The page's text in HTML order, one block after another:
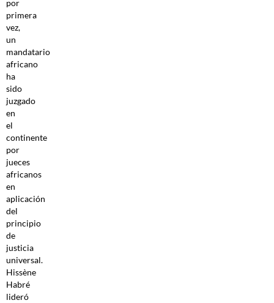
por
primera
vez,
un
mandatario
africano
ha
sido
juzgado
en
el
continente
por
jueces
africanos
en
aplicación
del
principio
de
justicia
universal.
Hissène
Habré
lideró